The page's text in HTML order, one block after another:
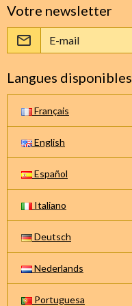
Votre newsletter
Langues disponibles
Français
English
Español
Italiano
Deutsch
Nederlands
Portuguesa